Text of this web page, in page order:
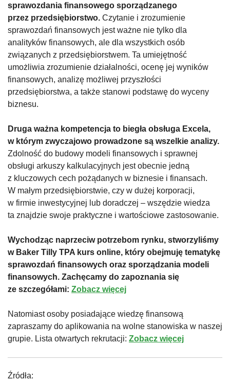
sprawozdania finansowego sporządzanego
przez przedsiębiorstwo. Czytanie i zrozumienie
sprawozdań finansowych jest ważne nie tylko dla
analityków finansowych, ale dla wszystkich osób
związanych z przedsiębiorstwem. Ta umiejętność
umożliwia zrozumienie działalności, ocenę jej wyników
finansowych, analizę możliwej przyszłości
przedsiębiorstwa, a także stanowi podstawę do wyceny
biznesu.
Druga ważna kompetencja to biegła obsługa Excela,
w którym zwyczajowo prowadzone są wszelkie analizy.
Zdolność do budowy modeli finansowych i sprawnej
obsługi arkuszy kalkulacyjnych jest obecnie jedną
z kluczowych cech pożądanych w biznesie i finansach.
W małym przedsiębiorstwie, czy w dużej korporacji,
w firmie inwestycyjnej lub doradczej – wszędzie wiedza
ta znajdzie swoje praktyczne i wartościowe zastosowanie.
Wychodząc naprzeciw potrzebom rynku, stworzyliśmy
w Baker Tilly TPA kurs online, który obejmuję tematykę
sprawozdań finansowych oraz sporządzania modeli
finansowych. Zachęcamy do zapoznania się
ze szczegółami: Zobacz więcej
Natomiast osoby posiadające wiedzę finansową
zapraszamy do aplikowania na wolne stanowiska w naszej
grupie. Lista otwartych rekrutacji: Zobacz więcej
Źródła: